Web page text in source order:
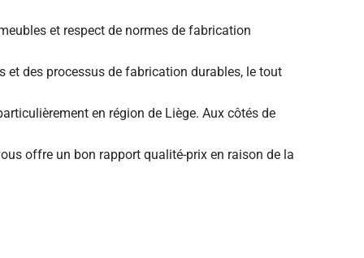
et respect de normes de fabrication
et des processus de fabrication durables, le tout
en région de Liège. Aux côtés de
offre un bon rapport qualité-prix en raison de la